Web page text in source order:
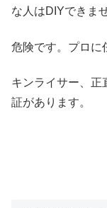
な人はDIYできま
危険です。プロに
キンライサー、正
証があります。